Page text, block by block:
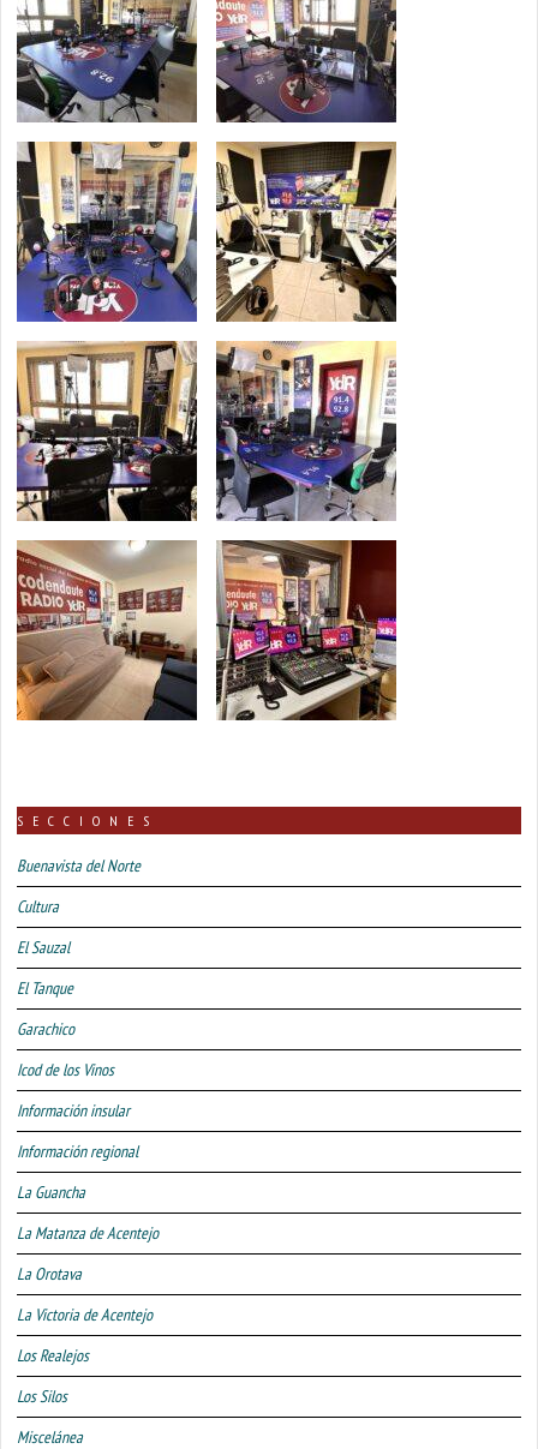
SECCIONES
Buenavista del Norte
Cultura
El Sauzal
El Tanque
Garachico
Icod de los Vinos
Información insular
Información regional
La Guancha
La Matanza de Acentejo
La Orotava
La Victoria de Acentejo
Los Realejos
Los Silos
Miscelánea